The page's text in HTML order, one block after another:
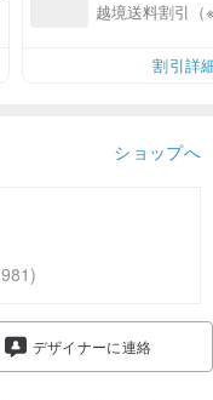
入
越境送料割引（
割引詳
ショップへ
デザイナーに連絡